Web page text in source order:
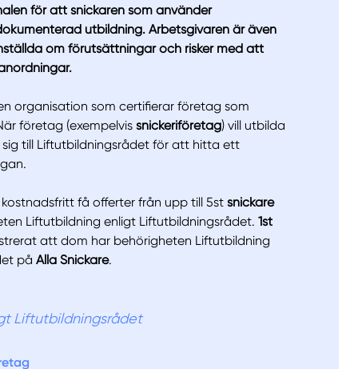
Få hjälp
för att snickaren som använder
utbildning. Arbetsgivaren är även
om förutsättningar och risker med att
organisation som certifierar företag som
företag (exempelvis snickeriföretag) vill utbilda
till Liftutbildningsrådet för att hitta ett
få offerter från upp till 5st snickare
Liftutbildning enligt Liftutbildningsrådet. 1st
att dom har behörigheten Liftutbildning
på Alla Snickare.
Liftutbildningsrådet